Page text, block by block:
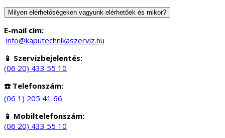
Milyen elérhetőségeken vagyunk elérhetőek és mikor?
E-mail cím:
info@kaputechnikaszerviz.hu
📱 Szervizbejelentés:
(06 20) 433 55 10
☎️ Telefonszám:
(06 1) 205 41 66
📱 Mobiltelefonszám:
(06 20) 433 55 10